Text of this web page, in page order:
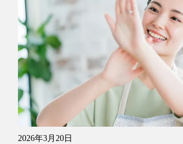
2026年3月20日